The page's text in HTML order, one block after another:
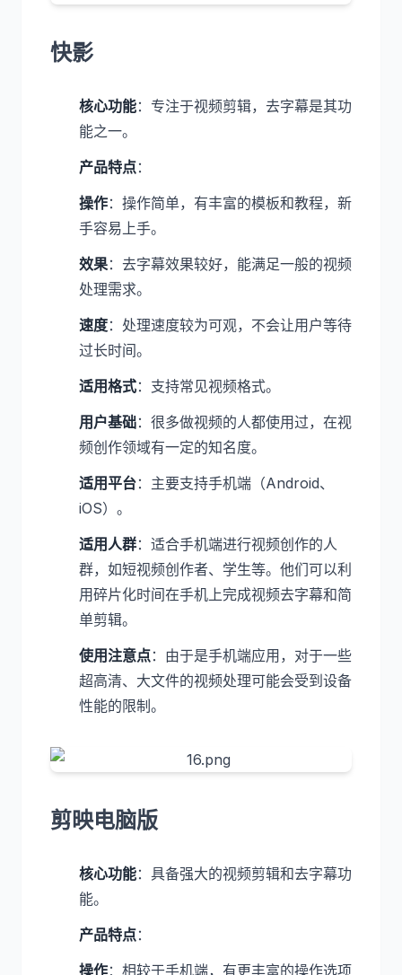
快影
核心功能：专注于视频剪辑，去字幕是其功
能之一。
产品特点：
操作：操作简单，有丰富的模板和教程，新
手容易上手。
效果：去字幕效果较好，能满足一般的视频
处理需求。
速度：处理速度较为可观，不会让用户等待
过长时间。
适用格式：支持常见视频格式。
用户基础：很多做视频的人都使用过，在视
频创作领域有一定的知名度。
适用平台：主要支持手机端（Android、
iOS）。
适用人群：适合手机端进行视频创作的人
群，如短视频创作者、学生等。他们可以利
用碎片化时间在手机上完成视频去字幕和简
单剪辑。
使用注意点：由于是手机端应用，对于一些
超高清、大文件的视频处理可能会受到设备
性能的限制。
剪映电脑版
核心功能：具备强大的视频剪辑和去字幕功
能。
产品特点：
操作：相较于手机端，有更丰富的操作选项